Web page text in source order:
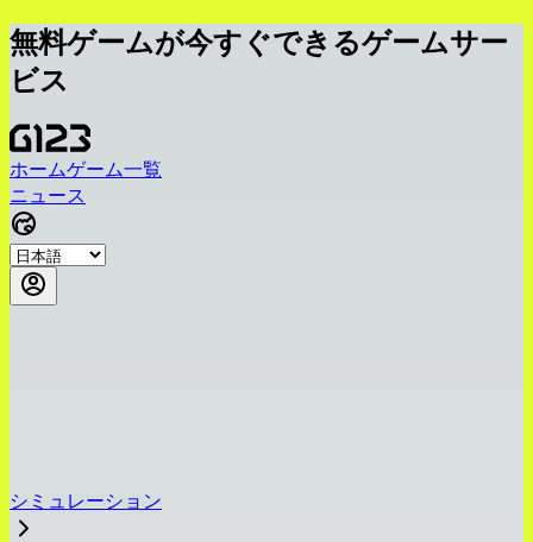
無料ゲームが今すぐできるゲームサー
ビス
ホームゲーム一覧
ニュース
シミュレーション